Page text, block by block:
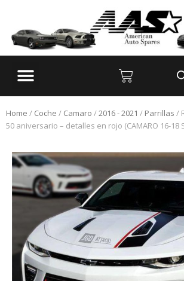
Home / Coche / Camaro /2016 - 2021 / Parrillas /
50 aniversario – detalles en rojo (CAMARO 16-18